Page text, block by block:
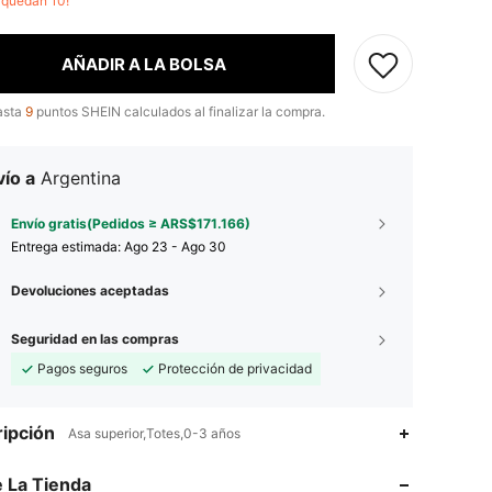
AÑADIR A LA BOLSA
9 puntos SHEIN calculados al finalizar la compra.
a Argentina
Envío gratis(Pedidos ≥ ARS$171.166)
Entrega estimada: Ago 23 - Ago 30
Devoluciones aceptadas
Seguridad en las compras
Pagos seguros
Protección de privacidad
Asa superior,Totes,0-3 años
La Tienda
4,92 23 3K
4,92